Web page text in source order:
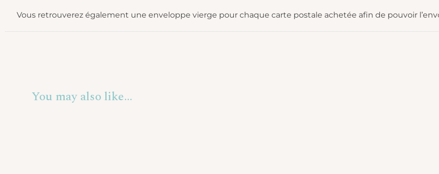
Vous retrouverez également une enveloppe vierge pour chaque carte postale achetée afin de pouvoir
You may also like…